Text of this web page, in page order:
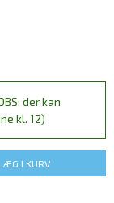
der kan
kl. 12)
I KURV